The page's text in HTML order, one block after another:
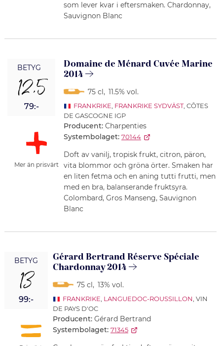
som lever kvar i eftersmaken. Chardonnay,
Sauvignon Blanc
BETYG
12,5
79:-
Mer än prisvärt
Domaine de Ménard Cuvée Marine
2014
75 cl, 11.5% vol.
FRANKRIKE, FRANKRIKE SYDVÄST, CÔTES
DE GASCOGNE IGP
Producent: Charpenties
Systembolaget: 70144
Doft av vanilj, tropisk frukt, citron, päron,
vita blommor och gröna örter. Smaken har
en liten fetma och en aning tutti frutti, men
med en bra, balanserande fruktsyra.
Colombard, Gros Manseng, Sauvignon
Blanc
BETYG
13
99:-
Gérard Bertrand Réserve Spéciale
Chardonnay 2014
75 cl, 13% vol.
FRANKRIKE, LANGUEDOC-ROUSSILLON, VIN
DE PAYS D'OC
Producent: Gérard Bertrand
Systembolaget: 71345